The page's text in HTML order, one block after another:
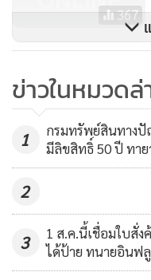
367
6,397
ข่าวในหมวด
1
กรมทรัพย์สินทาง
มีลิขสิทธิ์ 50 ปี ทา
2
3
1 ส.ค.นี้เชื่อมใบสั่ง
ได้ป้าย ทนายอินฟลู